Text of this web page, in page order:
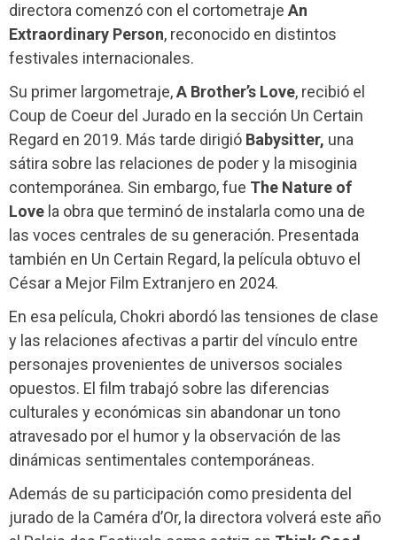
directora comenzó con el cortometraje An
Extraordinary Person, reconocido en distintos
festivales internacionales.
Su primer largometraje,A Brother’s Love, recibió el
Coup de Coeur del Jurado en la sección Un Certain
Regard en 2019. Más tarde dirigió Babysitter, una
sátira sobre las relaciones de poder y la misoginia
contemporánea. Sin embargo, fue The Nature of
Love la obra que terminó de instalarla como una de
las voces centrales de su generación. Presentada
también en Un Certain Regard, la película obtuvo el
César a Mejor Film Extranjero en 2024.
En esa película, Chokri abordó las tensiones de clase
y las relaciones afectivas a partir del vínculo entre
personajes provenientes de universos sociales
opuestos. El film trabajó sobre las diferencias
culturales y económicas sin abandonar un tono
atravesado por el humor y la observación de las
dinámicas sentimentales contemporáneas.
Además de su participación como presidenta del
jurado de la Caméra d’Or, la directora volverá este año